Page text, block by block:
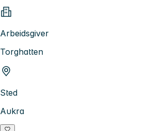
Arbeidsgiver
Torghatten
Sted
Aukra